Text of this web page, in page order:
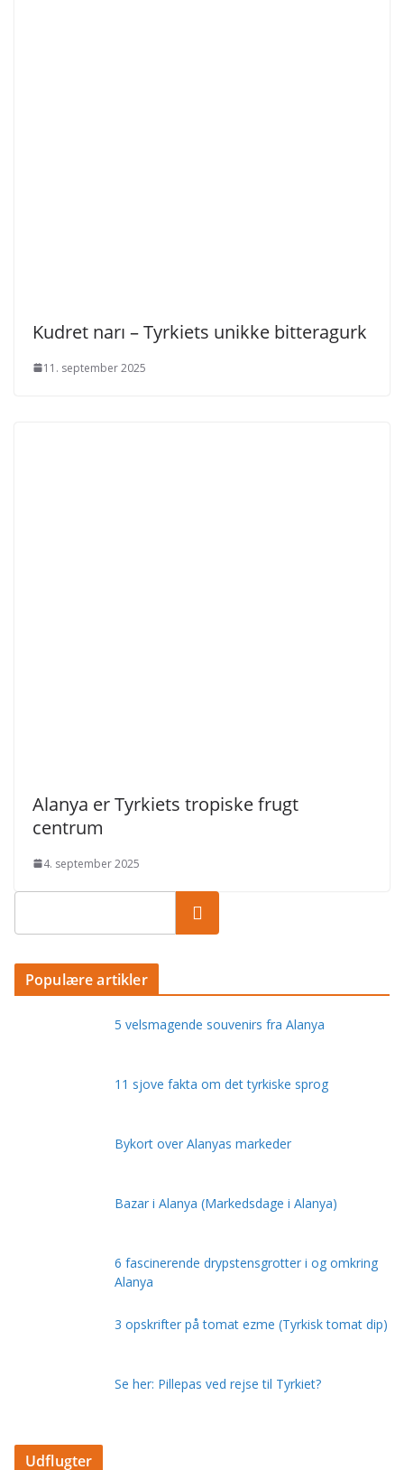
Kudret narı – Tyrkiets unikke bitteragurk
11. september 2025
Alanya er Tyrkiets tropiske frugt
centrum
4. september 2025
Populære artikler
5 velsmagende souvenirs fra Alanya
11 sjove fakta om det tyrkiske sprog
Bykort over Alanyas markeder
Bazar i Alanya (Markedsdage i Alanya)
6 fascinerende drypstensgrotter i og omkring
Alanya
3 opskrifter på tomat ezme (Tyrkisk tomat dip)
Se her: Pillepas ved rejse til Tyrkiet?
Udflugter